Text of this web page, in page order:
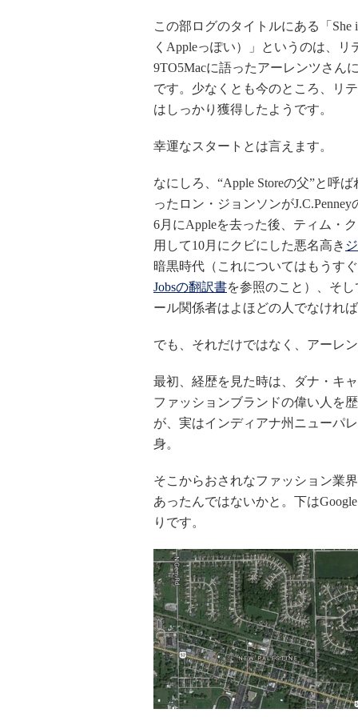
この部ログのタイトルにある「She
くAppleっぽい）」というのは、
9TO5Macに語ったアーレンツさん
です。少なくとも今のところ、リ
はしっかり獲得したようです。
幸運なスタートとは言えます。
なにしろ、“Apple Storeの父”と呼
ったロン・ジョンソンが
6月にAppleを去った後、ティム・
用して10月にクビにした悪名高き
暗黒時代（これについてはもうす
Jobsの翻訳書を参照のこと）、そ
ール関係者はよほどの人でなけれ
でも、それだけではなく、アーレ
最初、経歴を見た時は、ダナ・キ
ファッションブランドの偉い人を
が、実はインディアナ州ニューパ
身。
そこからおされなファッション業
あったんではないかと。下は
りです。